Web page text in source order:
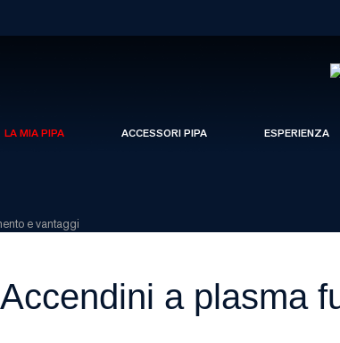
LA MIA PIPA ACCESSORI PIPA ESPERIENZA
e vantaggi
Accendini a plasma